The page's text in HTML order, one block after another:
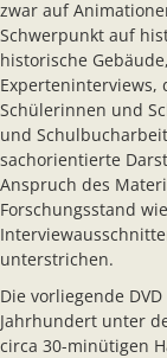
zwar auf
Schwerpunkt auf
historische
Experteninterviews,
Schülerinnen und
und
sachorientierte
Anspruch des
Forschungsstand
unterstrichen.
Die vorliegende
Jahrhundert unter
circa 30-minütigen